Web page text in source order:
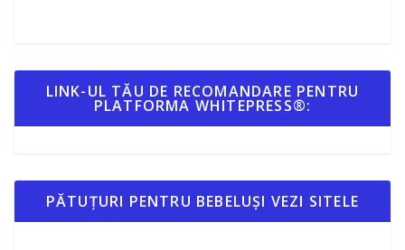
LINK-UL TĂU DE RECOMANDARE PENTRU
PLATFORMA WHITEPRESS®:
PĂTUȚURI PENTRU BEBELUȘI VEZI SITELE